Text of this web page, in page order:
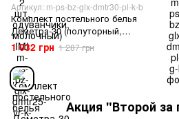
Артикул: m-ps-bz-glx-dmtr30-pl-k-b
Комплект постельного белья
Деметра-30 (полуторный,
бязь gold lux, наволочка:
50х70 см 1 шт, одуванчики,
белый) IMI
1 032 грн 1 287 грн
Акция "Второй за